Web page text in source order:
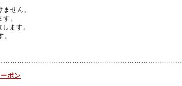
せん。
。
ます。
ポン